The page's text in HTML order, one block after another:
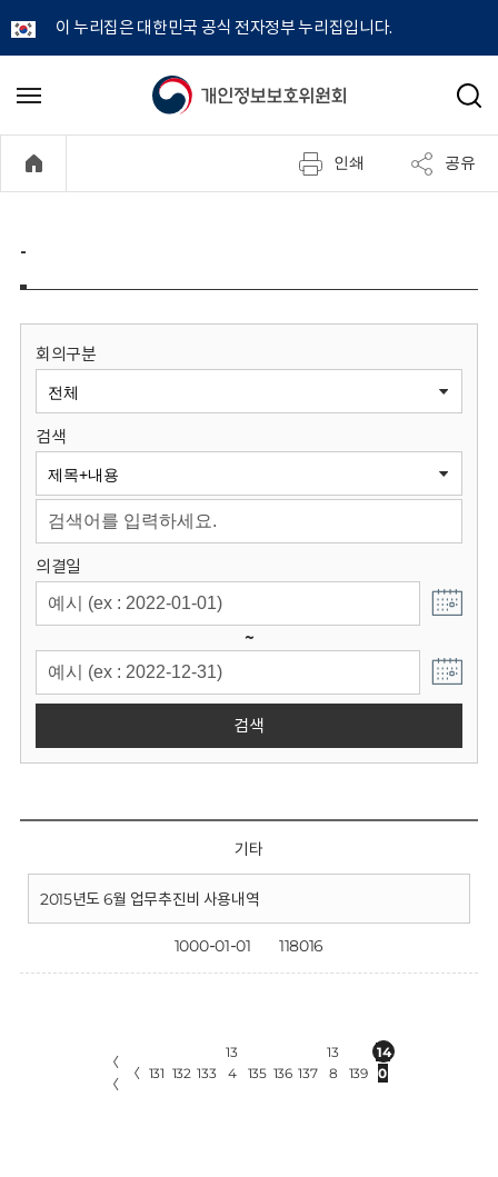
이 누리집은 대한민국 공식 전자정부 누리집입니다.
개
정
보
원
회
메
기
검
인쇄 공유
-
회의구분
검색
의결일
~
검색
기타
2015년도 6월 업무추진비 사용내역
1000-01-01 118016
〈
〈
〈 131 132 133
13
4
135 136 137
13
8
139
14
0